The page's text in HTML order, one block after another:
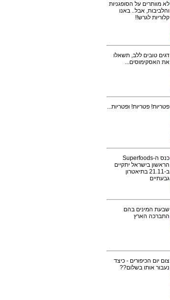
לא מוותרים על הסופגניות
והלביבות, אבל.. באנו
קלוריות לגרש!!
דגים טובים ללב, תשאלו
את האסקימוסים...
פטריות! פטריות! ופטריות...
כנס ה-Superfoods
הראשון בישראל יתקיים
ב-21.11 בתיאטרון
גבעתיים
שבעת המינים בהם
התברכה הארץ
צום יום הכיפורים - כיצד
נעבור אותו בשלום??